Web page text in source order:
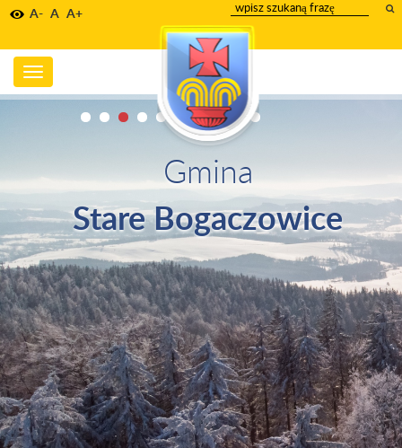
A- A A+
wpisz
szukany
tekst
Toggle
navigation
Gmina
Stare Bogaczowice